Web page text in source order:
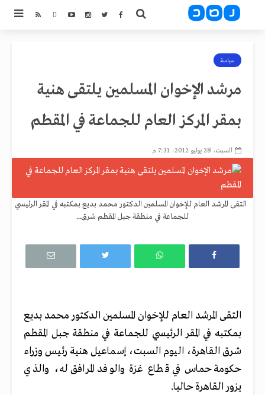
سياسة
مرشد الإخوان المسلمين يلتقى هنية
بمقر المركز العام للجماعة في المقطم
السبت، 28 يوليو 2012، 7:31 م
التقى المرشد العام للإخوان المسلمين الدكتور محمد بديع بمكتبه في المقر الرئيسي
للجماعة في منطقة جبل المقطم شرق...
التقى المرشد العام للإخوان المسلمين الدكتور محمد بديع
بمكتبه في المقر الرئيسي للجماعة في منطقة جبل المقطم
شرق القاهرة، اليوم السبت، إسماعيل هنية رئيس وزراء
حكومة حماس في قطاع غزة والوفد المرافق له، والذي
يزور القاهرة حاليا.